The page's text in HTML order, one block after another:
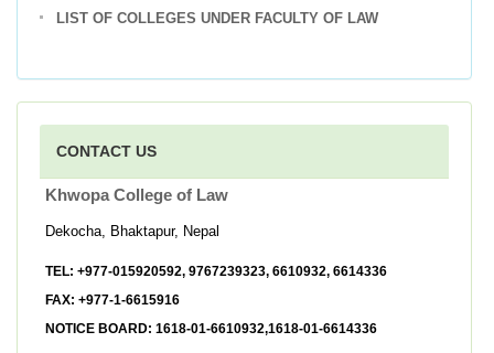
LIST OF COLLEGES UNDER FACULTY OF LAW
CONTACT US
Khwopa College of Law
Dekocha, Bhaktapur, Nepal
TEL: +977-015920592, 9767239323, 6610932, 6614336
FAX: +977-1-6615916
NOTICE BOARD: 1618-01-6610932,1618-01-6614336